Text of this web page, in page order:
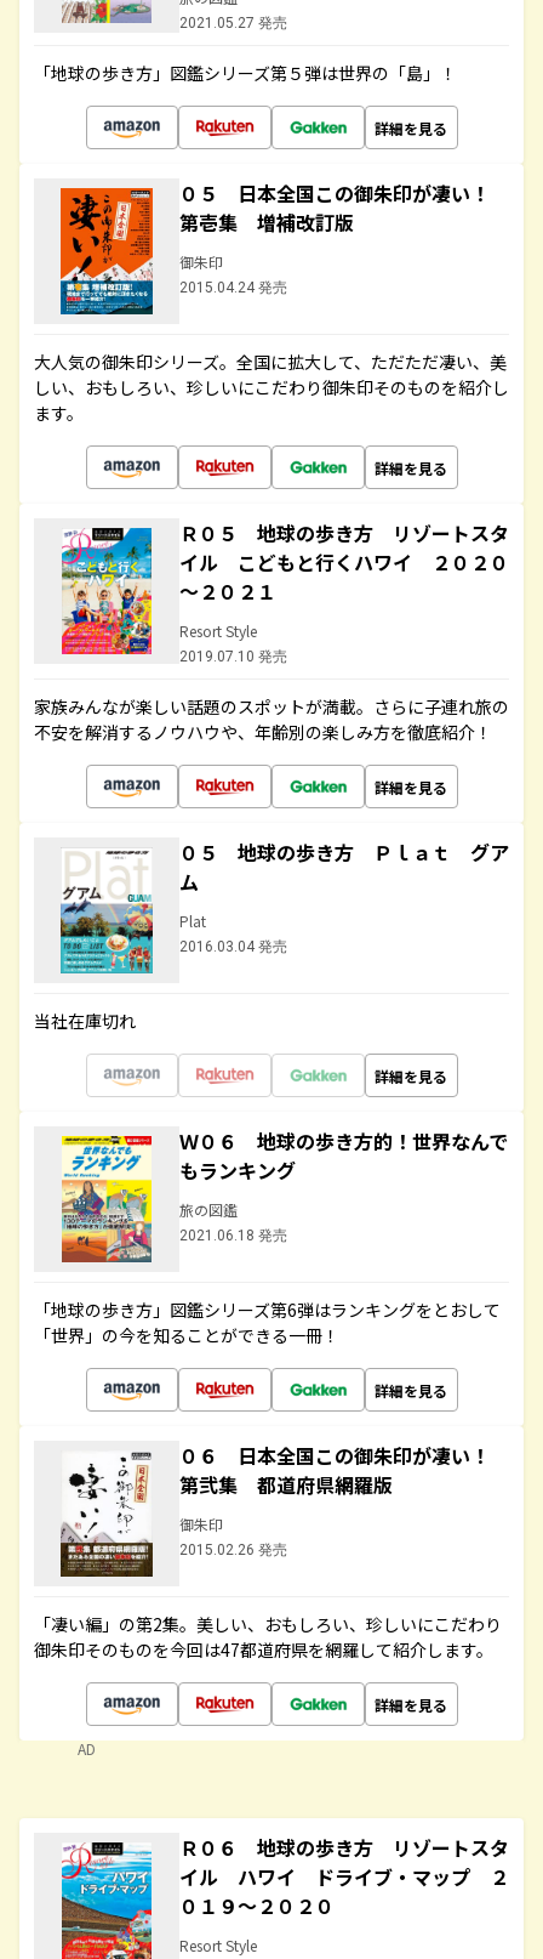
2021.05.27 発売
「地球の歩き方」図鑑シリーズ第５弾は世界の「島」！
詳細を見る
０５ 日本全国この御朱印が凄い！
第壱集 増補改訂版
御朱印
2015.04.24 発売
大人気の御朱印シリーズ。全国に拡大して、ただただ凄い、美
しい、おもしろい、珍しいにこだわり御朱印そのものを紹介し
ます。
詳細を見る
Ｒ０５ 地球の歩き方 リゾートスタ
イル こどもと行くハワイ ２０２０
～２０２１
Resort Style
2019.07.10 発売
家族みんなが楽しい話題のスポットが満載。さらに子連れ旅の
不安を解消するノウハウや、年齢別の楽しみ方を徹底紹介！
詳細を見る
０５ 地球の歩き方 Ｐｌａｔ グア
ム
Plat
2016.03.04 発売
当社在庫切れ
詳細を見る
Ｗ０６ 地球の歩き方的！世界なんで
もランキング
旅の図鑑
2021.06.18 発売
「地球の歩き方」図鑑シリーズ第6弾はランキングをとおして
「世界」の今を知ることができる一冊！
詳細を見る
０６ 日本全国この御朱印が凄い！
第弐集 都道府県網羅版
御朱印
2015.02.26 発売
「凄い編」の第2集。美しい、おもしろい、珍しいにこだわり
御朱印そのものを今回は47都道府県を網羅して紹介します。
詳細を見る
AD
Ｒ０６ 地球の歩き方 リゾートスタ
イル ハワイ ドライブ・マップ ２
０１９～２０２０
Resort Style